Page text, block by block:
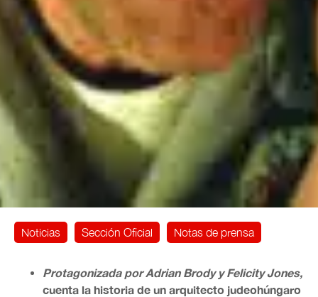
Noticias Sección Oficial Notas de prensa
Protagonizada por Adrian Brody y Felicity Jones,
cuenta la historia de un arquitecto judeohúngaro